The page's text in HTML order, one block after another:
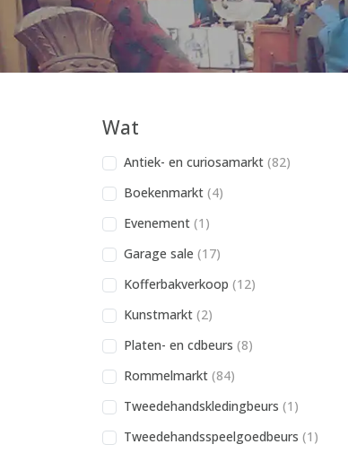
Wat
Antiek- en curiosamarkt (82)
Boekenmarkt (4)
Evenement (1)
Garage sale (17)
Kofferbakverkoop (12)
Kunstmarkt (2)
Platen- en cdbeurs (8)
Rommelmarkt (84)
Tweedehandskledingbeurs (1)
Tweedehandsspeelgoedbeurs (1)